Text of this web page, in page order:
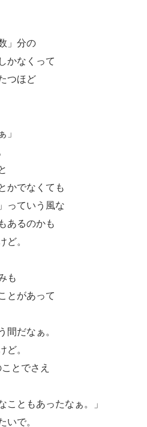
」分の
かなくって
つほど
」
かでなくても
っていう風な
あるのかも
ど。
も
とがあって
間だなぁ。
ど。
とでさえ
こともあったなぁ。」
いで。